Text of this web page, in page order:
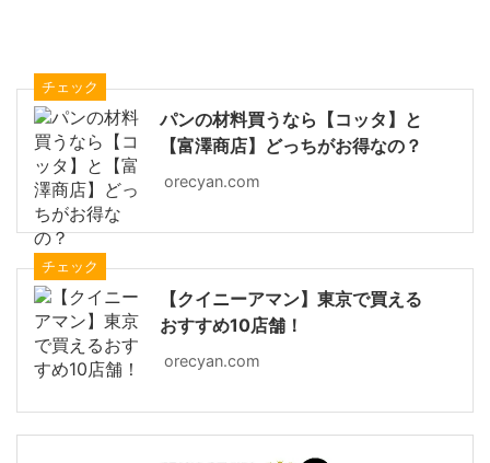
チェック
パンの材料買うなら【コッタ】と
【富澤商店】どっちがお得なの？
orecyan.com
チェック
【クイニーアマン】東京で買える
おすすめ10店舗！
orecyan.com